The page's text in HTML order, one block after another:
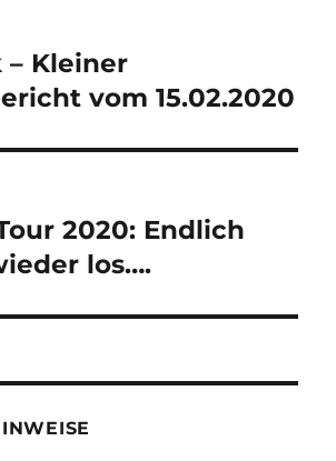
– Kleiner
vom 15.02.2020
2020: Endlich
los….